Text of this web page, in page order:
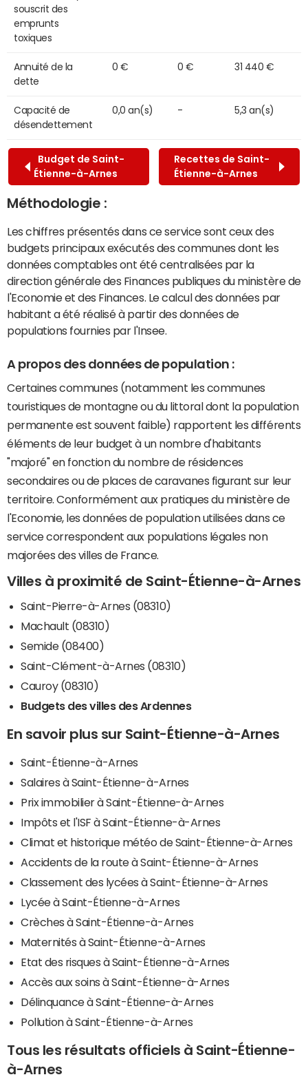
souscrit des
emprunts
toxiques
Annuité de la
dette
0 € 0 € 31 440 €
Capacité de
désendettement
0,0 an(s) - 5,3 an(s)
Budget de Saint-
Étienne-à-Arnes
Recettes de Saint-
Étienne-à-Arnes
Méthodologie :
Les chiffres présentés dans ce service sont ceux des
budgets principaux exécutés des communes dont les
données comptables ont été centralisées par la
direction générale des Finances publiques du ministère de
l'Economie et des Finances. Le calcul des données par
habitant a été réalisé à partir des données de
populations fournies par l'Insee.
A propos des données de population :
Certaines communes (notamment les communes
touristiques de montagne ou du littoral dont la population
permanente est souvent faible) rapportent les différents
éléments de leur budget à un nombre d'habitants
"majoré" en fonction du nombre de résidences
secondaires ou de places de caravanes figurant sur leur
territoire. Conformément aux pratiques du ministère de
l'Economie, les données de population utilisées dans ce
service correspondent aux populations légales non
majorées des villes de France.
Villes à proximité de Saint-Étienne-à-Arnes
Saint-Pierre-à-Arnes (08310)
Machault (08310)
Semide (08400)
Saint-Clément-à-Arnes (08310)
Cauroy (08310)
Budgets des villes des Ardennes
En savoir plus sur Saint-Étienne-à-Arnes
Saint-Étienne-à-Arnes
Salaires à Saint-Étienne-à-Arnes
Prix immobilier à Saint-Étienne-à-Arnes
Impôts et l'ISF à Saint-Étienne-à-Arnes
Climat et historique météo de Saint-Étienne-à-Arnes
Accidents de la route à Saint-Étienne-à-Arnes
Classement des lycées à Saint-Étienne-à-Arnes
Lycée à Saint-Étienne-à-Arnes
Crèches à Saint-Étienne-à-Arnes
Maternités à Saint-Étienne-à-Arnes
Etat des risques à Saint-Étienne-à-Arnes
Accès aux soins à Saint-Étienne-à-Arnes
Délinquance à Saint-Étienne-à-Arnes
Pollution à Saint-Étienne-à-Arnes
Tous les résultats officiels à Saint-Étienne-
à-Arnes